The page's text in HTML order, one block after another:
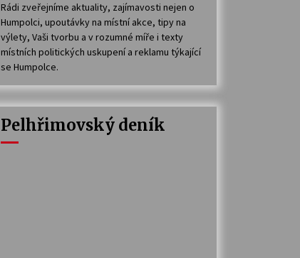
Rádi zveřejníme aktuality, zajímavosti nejen o
Humpolci, upoutávky na místní akce, tipy na
výlety, Vaši tvorbu a v rozumné míře i texty
místních politických uskupení a reklamu týkající
se Humpolce.
Pelhřimovský deník